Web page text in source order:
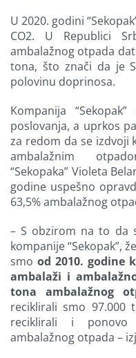
O nama
U 2020. godini
CO2. U Republici
ambalažnog otpada
tona, što znači da je
polovinu doprinosa.
Kompanija
poslovanja, a uprkos
za redom da se izdvoji
ambalažnim
“Sekopaka” Violeta
godine uspešno
63,5% ambalažnog
– S obzirom na to da
kompanije “Sekopak”,
smood 2010. godine
ambalaži i
tona ambalažnog
reciklirali smo
reciklirali i ponovo
ambalažnog otpada –